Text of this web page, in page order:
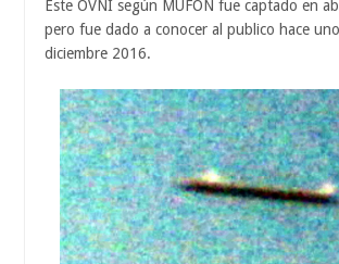
Este OVNI según MUFON fue captado en
pero fue dado a conocer al publico hace
diciembre 2016.